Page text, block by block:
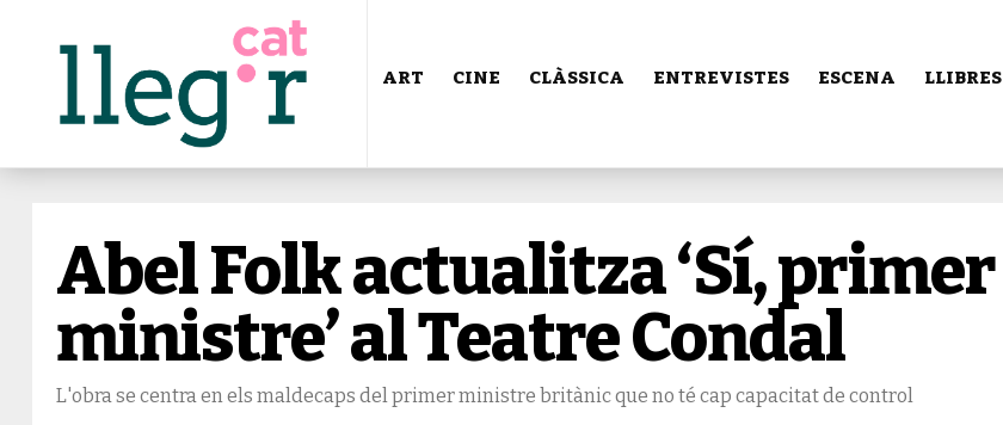
ART CINE CLÀSSICA ENTREVISTES ESCENA LLIBRES
Abel Folk actualitza ‘Sí, primer
ministre’ al Teatre Condal
L'obra se centra en els maldecaps del primer ministre britànic que no té cap capacitat de control